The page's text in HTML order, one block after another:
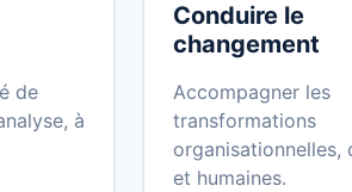
de
à
Conduire le
changement
Accompagner les
transformations
organisationnelles,
et humaines.